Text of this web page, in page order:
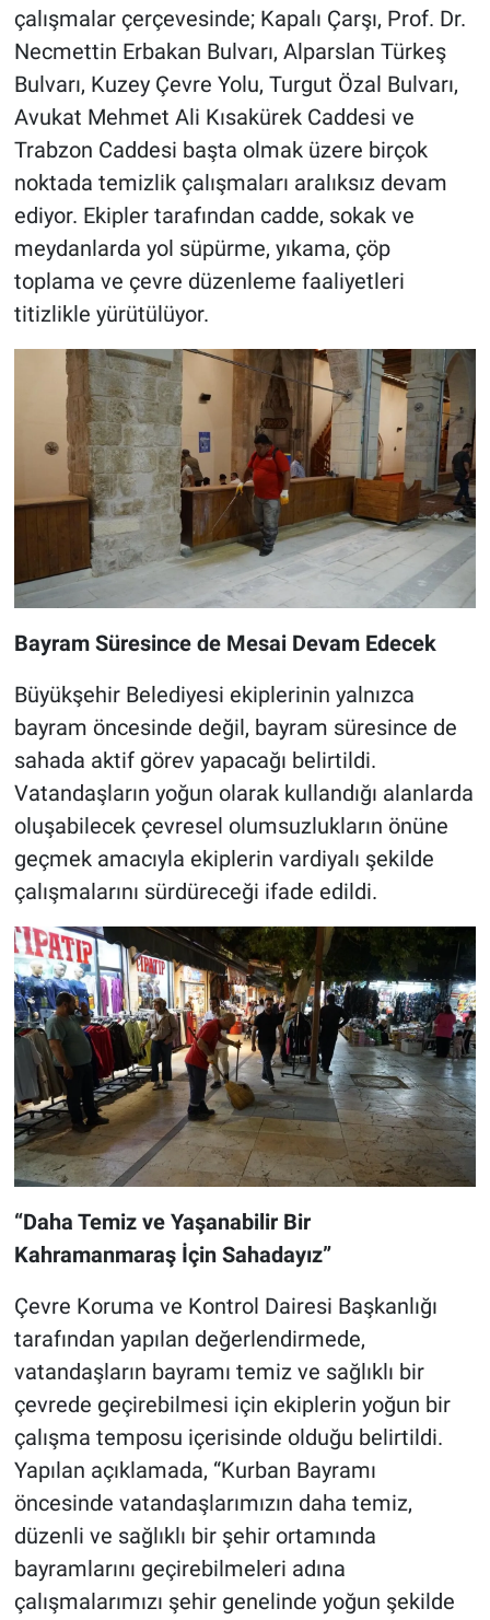
çalışmalar çerçevesinde; Kapalı Çarşı, Prof. Dr.
Necmettin Erbakan Bulvarı, Alparslan Türkeş
Bulvarı, Kuzey Çevre Yolu, Turgut Özal Bulvarı,
Avukat Mehmet Ali Kısakürek Caddesi ve
Trabzon Caddesi başta olmak üzere birçok
noktada temizlik çalışmaları aralıksız devam
ediyor. Ekipler tarafından cadde, sokak ve
meydanlarda yol süpürme, yıkama, çöp
toplama ve çevre düzenleme faaliyetleri
titizlikle yürütülüyor.
Bayram Süresince de Mesai Devam Edecek
Büyükşehir Belediyesi ekiplerinin yalnızca
bayram öncesinde değil, bayram süresince de
sahada aktif görev yapacağı belirtildi.
Vatandaşların yoğun olarak kullandığı alanlarda
oluşabilecek çevresel olumsuzlukların önüne
geçmek amacıyla ekiplerin vardiyalı şekilde
çalışmalarını sürdüreceği ifade edildi.
“Daha Temiz ve Yaşanabilir Bir
Kahramanmaraş İçin Sahadayız”
Çevre Koruma ve Kontrol Dairesi Başkanlığı
tarafından yapılan değerlendirmede,
vatandaşların bayramı temiz ve sağlıklı bir
çevrede geçirebilmesi için ekiplerin yoğun bir
çalışma temposu içerisinde olduğu belirtildi.
Yapılan açıklamada, “Kurban Bayramı
öncesinde vatandaşlarımızın daha temiz,
düzenli ve sağlıklı bir şehir ortamında
bayramlarını geçirebilmeleri adına
çalışmalarımızı şehir genelinde yoğun şekilde